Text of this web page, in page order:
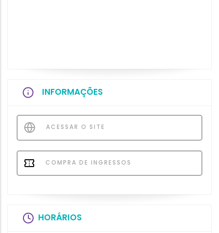
INFORMAÇÕES
ACESSAR O SITE
COMPRA DE INGRESSOS
HORÁRIOS